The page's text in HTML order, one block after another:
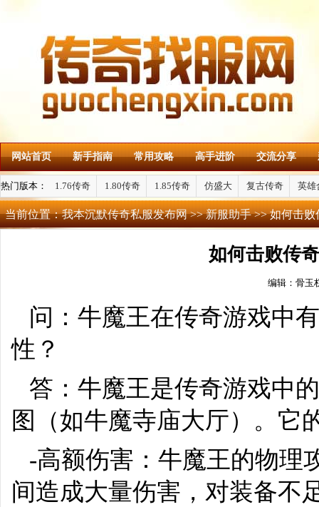
网站首页 新手指南 常用攻略 高手进阶 交流分享
热门版本： 1.76传奇 1.80传奇 1.85传奇 仿盛大 复古传奇 英雄
当前位置：我本沉默传奇私服发布网>>新服助手>> 如何击败
如何击败传
编辑：骨玉
问：牛魔王在传奇游戏中
性？
答：牛魔王是传奇游戏中
图（如牛魔寺庙大厅）。它
-高额伤害：牛魔王的物理
间造成大量伤害，对装备不